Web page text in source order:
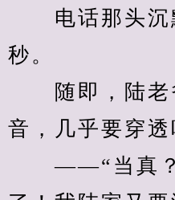
电话那头沉
秒。
随即，陆老
音，几乎要穿透
——“当真？